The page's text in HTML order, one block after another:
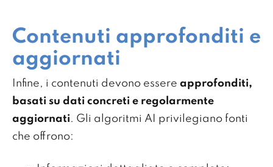
Contenuti approfonditi e
aggiornati
Infine, i contenuti devono essere approfonditi,
basati su dati concreti e regolarmente
aggiornati. Gli algoritmi AI privilegiano fonti
che offrono: